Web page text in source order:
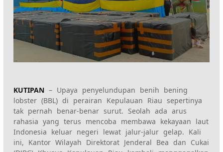
KUTIPAN – Upaya penyelundupan benih bening
lobster (BBL) di perairan Kepulauan Riau sepertinya
tak pernah benar-benar surut. Seolah ada arus
rahasia yang terus mencoba membawa kekayaan laut
Indonesia keluar negeri lewat jalur-jalur gelap. Kali
ini, Kantor Wilayah Direktorat Jenderal Bea dan Cukai